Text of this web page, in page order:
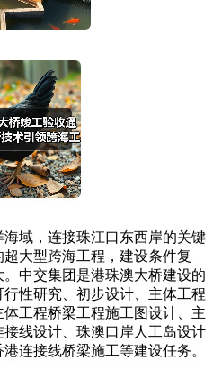
域，连接珠江口东西岸的关键
大型跨海工程，建设条件复
中交集团是港珠澳大桥建设的
性研究、初步设计、主体工程
工程桥梁工程施工图设计、主
线设计、珠澳口岸人工岛设计
连接线桥梁施工等建设任务。